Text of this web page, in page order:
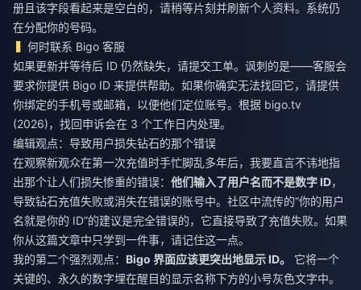
册且该字段看起来是空白的，请稍等片刻并刷新个人资料。系统仍
在分配你的号码。
何时联系 Bigo 客服
如果更新并等待后 ID 仍然缺失，请提交工单。讽刺的是——客服会
要求你提供 Bigo ID 来提供帮助。如果你确实无法找回它，请提供
你绑定的手机号或邮箱，以便他们定位账号。根据 bigo.tv
(2026)，找回申诉会在 3 个工作日内处理。
编辑观点：导致用户损失钻石的那个错误
在观察新观众在第一次充值时手忙脚乱多年后，我要直言不讳地指
出那个让人们损失惨重的错误： 他们输入了用户名而不是数字 ID，
导致钻石充值失败或消失在错误的账号中。社区中流传的“你的用户
名就是你的 ID”的建议是完全错误的，它直接导致了充值失败。如果
你从这篇文章中只学到一件事，请记住这一点。
我的第二个强烈观点： Bigo 界面应该更突出地显示 ID。
它将一个
关键的、永久的数字埋在醒目的显示名称下方的小号灰色文字中。